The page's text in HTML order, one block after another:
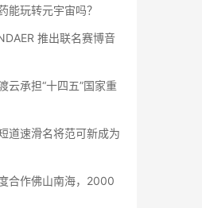
能玩转元宇宙吗？
推出联名赛博音
云承担“十四五”国家重
道速滑名将范可新成为
合作佛山南海，2000